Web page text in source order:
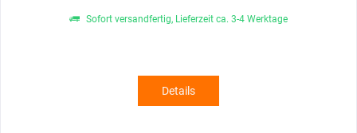
Sofort versandfertig, Lieferzeit ca. 3-4 Werktage
Details